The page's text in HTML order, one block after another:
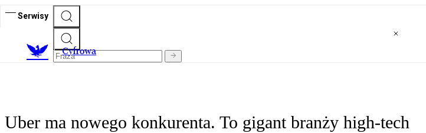
Serwisy
Cyfrowa
Uber ma nowego konkurenta. To gigant branży high-tech